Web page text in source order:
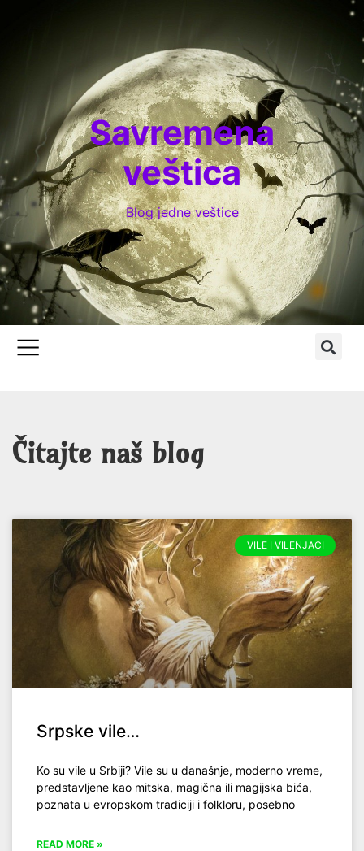
Savremena
veštica
Blog jedne veštice
Čitajte naš blog
VILE I VILENJACI
Srpske vile…
Ko su vile u Srbiji? Vile su u današnje, moderno vreme,
predstavljene kao mitska, magična ili magijska bića,
poznata u evropskom tradiciji i folkloru, posebno
READ MORE »